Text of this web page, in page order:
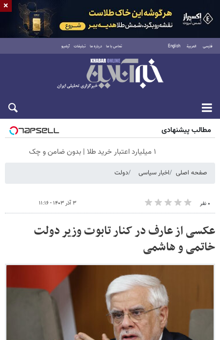
فارسی العربية English تماس با ما درباره ما تبلیغات آرشیو
پنجشنبه ۱۵ مرداد ۱۴۰۵
مطالب پیشنهادی
۱ میلیارد اعتبار خرید طلا | بدون ضامن و چک
صفحه اصلی اخبار سیاسی دولت
۰ نفر ۳ آذر ۱۴۰۳ - ۱۱:۱۶
عکسی از عارف در کنار تابوت وزیر دولت
خاتمی و هاشمی
×